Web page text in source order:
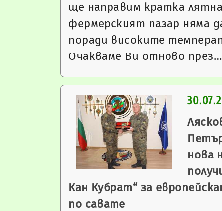
ще направим кратка
фермерският пазар няма
поради високите
Очакваме Ви отново през…
нова
Кан Кубрат“ за
по савате